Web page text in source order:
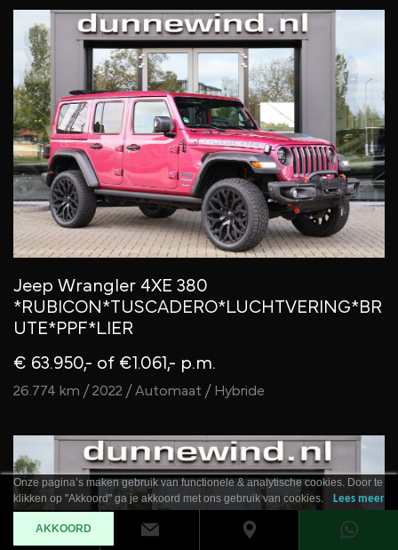
Jeep Wrangler 4XE 380
*RUBICON*TUSCADERO*LUCHTVERING*BR
UTE*PPF*LIER
€ 63.950,- of €1.061,- p.m.
26.774 km / 2022 / Automaat / Hybride
Onze pagina’s maken gebruik van functionele & analytische cookies. Door te
klikken op "Akkoord" ga je akkoord met ons gebruik van cookies.
Lees meer
AKKOORD